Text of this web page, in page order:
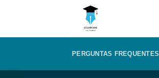
PERGUNTAS FREQUENTES